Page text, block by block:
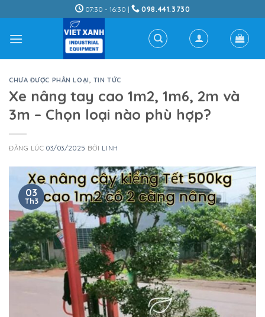
to
content
07:30 - 16:30 | 098.441.3730
CHƯA ĐƯỢC PHÂN LOẠI, TIN TỨC
Xe nâng tay cao 1m2, 1m6, 2m và
3m – Chọn loại nào phù hợp?
ĐĂNG LÚC03/03/2025 BỞI LINH
03
Th3